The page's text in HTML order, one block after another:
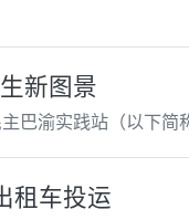
新图景
巴渝实践站（以下简
租车投运